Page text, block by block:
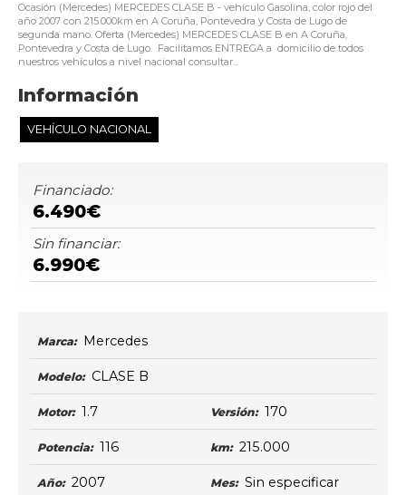
Ocasión (Mercedes) MERCEDES CLASE B - vehículo Gasolina, color rojo del
año 2007 con 215.000km en A Coruña, Pontevedra y Costa de Lugo de
segunda mano. Oferta (Mercedes) MERCEDES CLASE B en A Coruña,
Pontevedra y Costa de Lugo. Facilitamos ENTREGA a domicilio de todos
nuestros vehículos a nivel nacional consultar...
Información
VEHÍCULO NACIONAL
Financiado:
6.490€
Sin financiar:
6.990€
Marca: Mercedes
Modelo: CLASE B
Motor: 1.7 Versión: 170
Potencia: 116 km: 215.000
Año: 2007 Mes: Sin especificar